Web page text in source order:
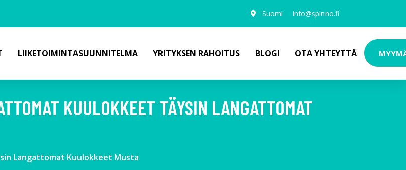
Suomi info@spinno.fi
LIIKETOIMINTASUUNNITELMA YRITYKSEN RAHOITUS BLOGI OTA YHTEYTTÄ
KUULOKKEET TÄYSIN LANGATTOMAT
Langattomat Kuulokkeet Musta